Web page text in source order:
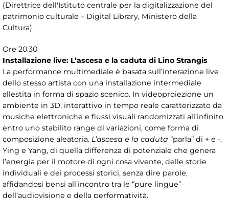
(Direttrice dell'Istituto centrale per la digitalizzazione del
patrimonio culturale – Digital Library, Ministero della
Cultura).
Ore 20.30
Installazione live: L’ascesa e la caduta di Lino Strangis
La performance multimediale è basata sull’interazione live
dello stesso artista con una installazione intermediale
allestita in forma di spazio scenico. In videoproiezione un
ambiente in 3D, interattivo in tempo reale caratterizzato da
musiche elettroniche e flussi visuali randomizzati all’infinito
entro uno stabilito range di variazioni, come forma di
composizione aleatoria. L’ascesa e la caduta “parla” di + e -,
Ying e Yang, di quella differenza di potenziale che genera
l’energia per il motore di ogni cosa vivente, delle storie
individuali e dei processi storici, senza dire parole,
affidandosi bensì all’incontro tra le “pure lingue”
dell’audiovisione e della performatività.